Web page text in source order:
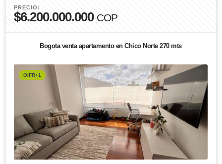
PRECIO:
$6.200.000.000 COP
Bogota venta apartamento en Chico Norte 270 mts
OIFR+1